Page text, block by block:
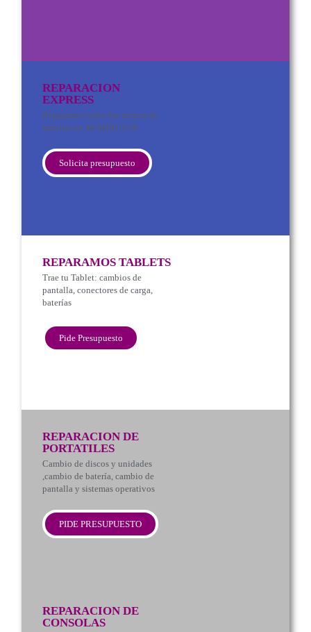
REPARACION
EXPRESS
Reparamos todos las marcas de
móviles en 40 MINUTOS
Solicita presupuesto
REPARAMOS TABLETS
Trae tu Tablet: cambios de
pantalla, conectores de carga,
baterías
Pide Presupuesto
REPARACION DE
PORTATILES
Cambio de discos y unidades
,cambio de batería, cambio de
pantalla y sistemas operativos
PIDE PRESUPUESTO
REPARACION DE
CONSOLAS